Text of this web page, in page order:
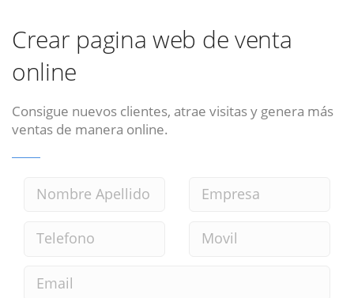
Crear pagina web de venta
online
Consigue nuevos clientes, atrae visitas y genera más
ventas de manera online.